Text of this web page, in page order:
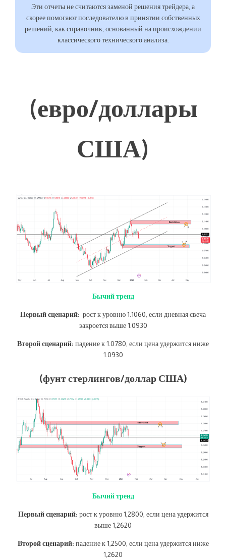
Эти отчеты не считаются заменой решения трейдера, а
скорее помогают последователю в принятии собственных
решений, как справочник, основанный на происхождении
классического технического анализа.
(евро/доллары
США)
Бычий тренд
Первый сценарий: рост к уровню 1.1060, если дневная свеча
закроется выше 1.0930
Второй сценарий: падение к 1.0780, если цена удержится ниже
1.0930
(фунт стерлингов/доллар США)
Бычий тренд
Первый сценарий: рост к уровню 1,2800, если цена удержится
выше 1,2620
Второй сценарий: падение к 1,2500, если цена удержится ниже
1,2620